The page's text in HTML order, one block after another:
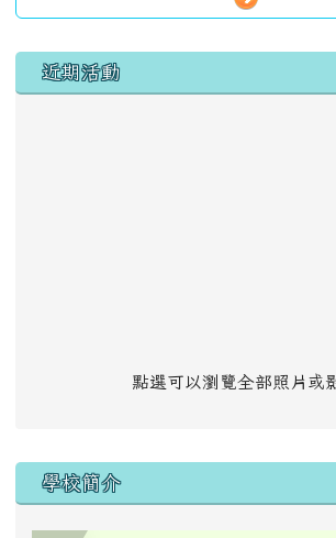
左邊區域內容
近期活動
點選可以瀏覽全部照片或
學校簡介